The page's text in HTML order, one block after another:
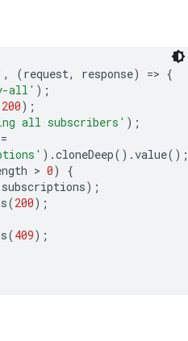
, (request, response) => {
all' );
200);
all subscribers' );
=
) .cloneDeep() .value();
> 0)
{
subscriptions);
(200);
(409);